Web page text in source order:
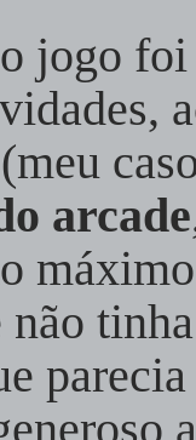
jogo
arcade
não